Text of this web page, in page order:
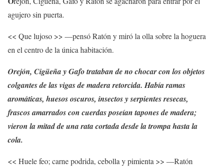
agujero sin puerta.
<< Que lujoso >> —pensó Ratón y miró la olla sobre la hoguera
en el centro de la única habitación.
Orejón, Cigüeña y Gafo trataban de no chocar con los objetos
colgantes de las vigas de madera retorcida. Había ramas
aromáticas, huesos oscuros, insectos y serpientes resecas,
frascos amarrados con cuerdas poseían tapones de madera;
vieron la mitad de una rata cortada desde la trompa hasta la
cola.
<< Huele feo; carne podrida, cebolla y pimienta >> —Ratón